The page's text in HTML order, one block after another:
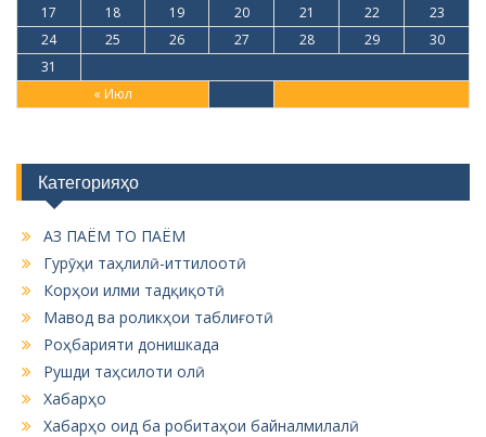
« Июл
17
18 19 20 21 22
23
24
25 26 27 28 29
30
31
Категорияҳо
АЗ ПАЁМ ТО ПАЁМ
Гурӯҳи таҳлилӣ-иттилоотӣ
Корҳои илми тадқиқотӣ
Мавод ва роликҳои таблиғотӣ
Роҳбарияти донишкада
Рушди таҳсилоти олӣ
Хабарҳо
Хабарҳо оид ба робитаҳои байналмилалӣ